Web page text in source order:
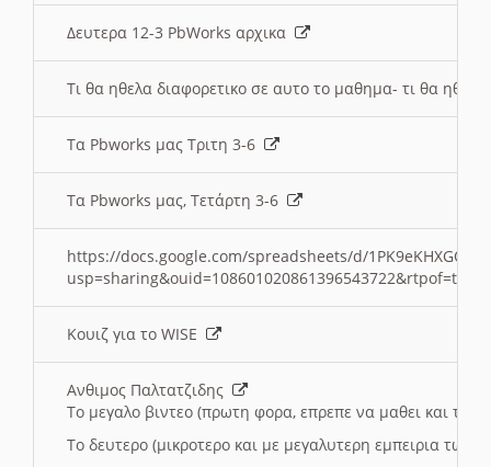
Δευτερα 12-3 PbWorks αρχικα
Τι θα ηθελα διαφορετικο σε αυτο το μαθημα- τι θα
Τα Pbworks μας Τριτη 3-6
Τα Pbworks μας, Τετάρτη 3-6
https://docs.google.com/spreadsheets/d/
Κουιζ για το WISE
Ανθιμος Παλτατζιδης
Το μεγαλο βιντεο (πρωτη φορα, επρεπε να μαθει και το
Το δευτερο (μικροτερο και με μεγαλυτερη εμπειρια